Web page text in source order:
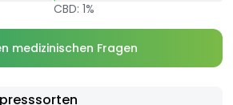
CBD: 1%
medizinischen Fragen